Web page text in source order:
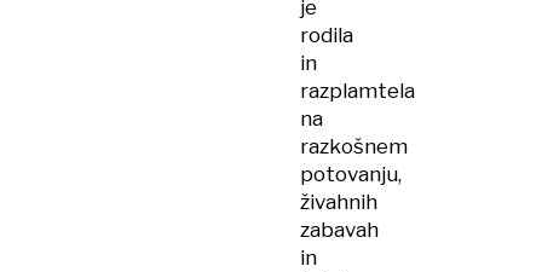
je
rodila
in
razplamtela
na
razkošnem
potovanju,
živahnih
zabavah
in